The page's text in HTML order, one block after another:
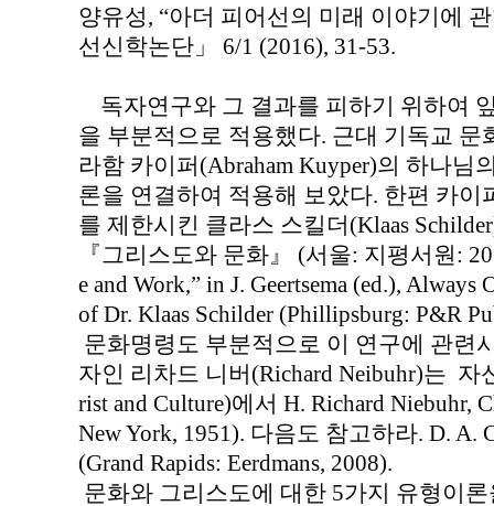
양유성, “아더 피어선의 미래 이야기에
선신학논단」 6/1 (2016), 31-53.
독자연구와 그 결과를 피하기 위하여
을 부분적으로 적용했다. 근대 기독교
라함 카이퍼(Abraham Kuyper)의 하나님
론을 연결하여 적용해 보았다. 한편 카
를 제한시킨 클라스 스킬더(Klaas
『그리스도와 문화』 (서울: 지평서원:
e and Work,” in J. Geertsema (ed.), Always
of Dr. Klaas Schilder (Phillipsburg: P&R
문화명령도 부분적으로 이 연구에 관련
자인 리차드 니버(Richard Neibuhr)는
rist and Culture)에서 H. Richard Niebuhr,
New York, 1951). 다음도 참고하라. D. A.
(Grand Rapids: Eerdmans, 2008).
문화와 그리스도에 대한 5가지 유형이